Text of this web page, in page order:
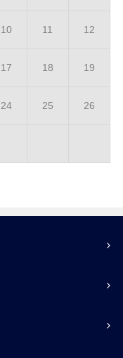
10 11 12
17 18 19
24 25 26